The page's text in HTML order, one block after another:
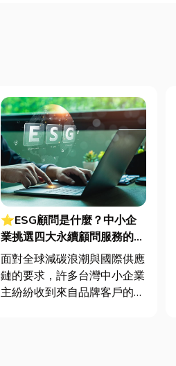
⭐ESG顧問是什麼？中小企
業挑選四大永續顧問服務的實
用指南
面對全球減碳浪潮與國際供應
鏈的要求，許多台灣中小企業
主紛紛收到來自品牌客戶的調